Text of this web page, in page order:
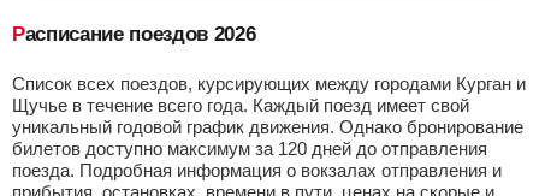
Расписание поездов 2026
Список всех поездов, курсирующих между городами Курган и
Щучье в течение всего года. Каждый поезд имеет свой
уникальный годовой график движения. Однако бронирование
билетов доступно максимум за 120 дней до отправления
поезда. Подробная информация о вокзалах отправления и
прибытия, остановках, времени в пути, ценах на скорые и